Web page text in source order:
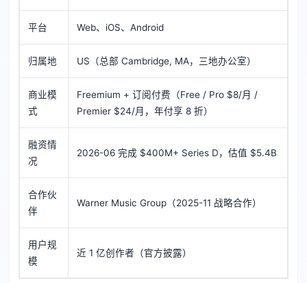
平台 Web、iOS、Android
归属地 US（总部 Cambridge, MA，三地办公室）
商业模
式
Freemium + 订阅付费（Free / Pro $8/月 /
Premier $24/月，年付享 8 折）
融资情
况
2026-06 完成 $400M+ Series D，估值 $5.4B
合作伙
伴
Warner Music Group（2025-11 战略合作）
用户规
模
近 1 亿创作者（官方披露）